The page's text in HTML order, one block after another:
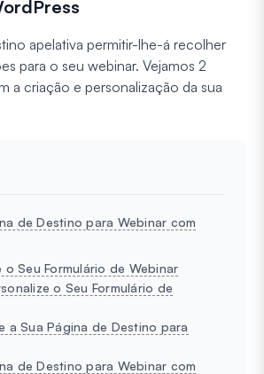
apelativa permitir-lhe-á recolher
para o seu webinar. Vejamos 2
a criação e personalização da sua
de Destino para Webinar com
o Seu Formulário de Webinar
o Seu Formulário de
a Sua Página de Destino para
de Destino para Webinar com